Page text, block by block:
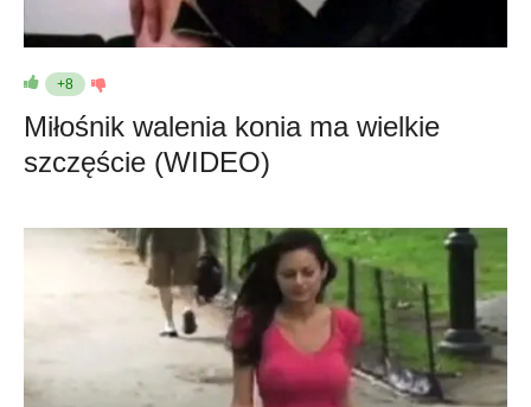
+8
Miłośnik walenia konia ma wielkie
szczęście (WIDEO)